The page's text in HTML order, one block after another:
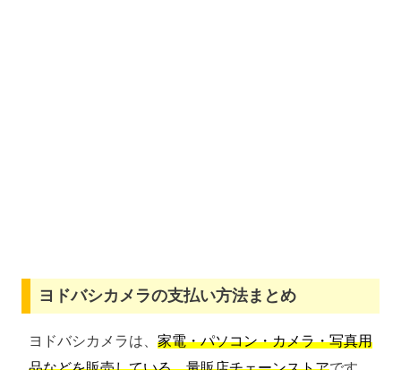
ヨドバシカメラの支払い方法まとめ
ヨドバシカメラは、 家電・パソコン・カメラ・写真用